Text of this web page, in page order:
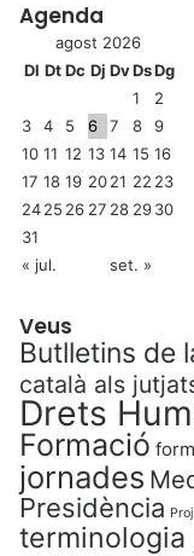
Agenda
agost 2026
Dl DtDc Dj DvDsDg
1
2
3
4 5 6 7 8
9
10 11 12 13 14 15 16
17 18 19 2021 22 23
2425 26 27 28 2930
31
« jul.
set. »
Veus
Butlletins de
català als
Drets
Formació
jornades
Presidència
terminologia